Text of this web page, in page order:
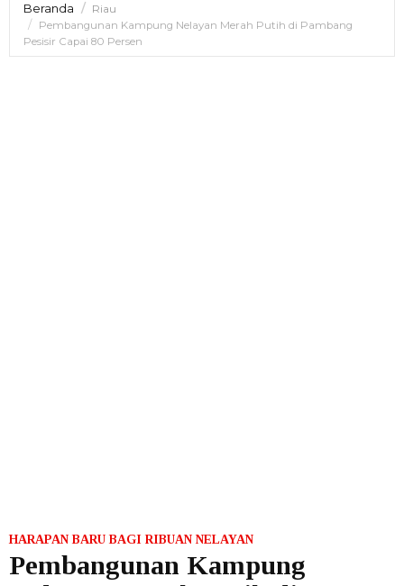
Beranda
Riau
Pembangunan Kampung Nelayan Merah Putih di Pambang
Pesisir Capai 80 Persen
HARAPAN BARU BAGI RIBUAN NELAYAN
Pembangunan Kampung